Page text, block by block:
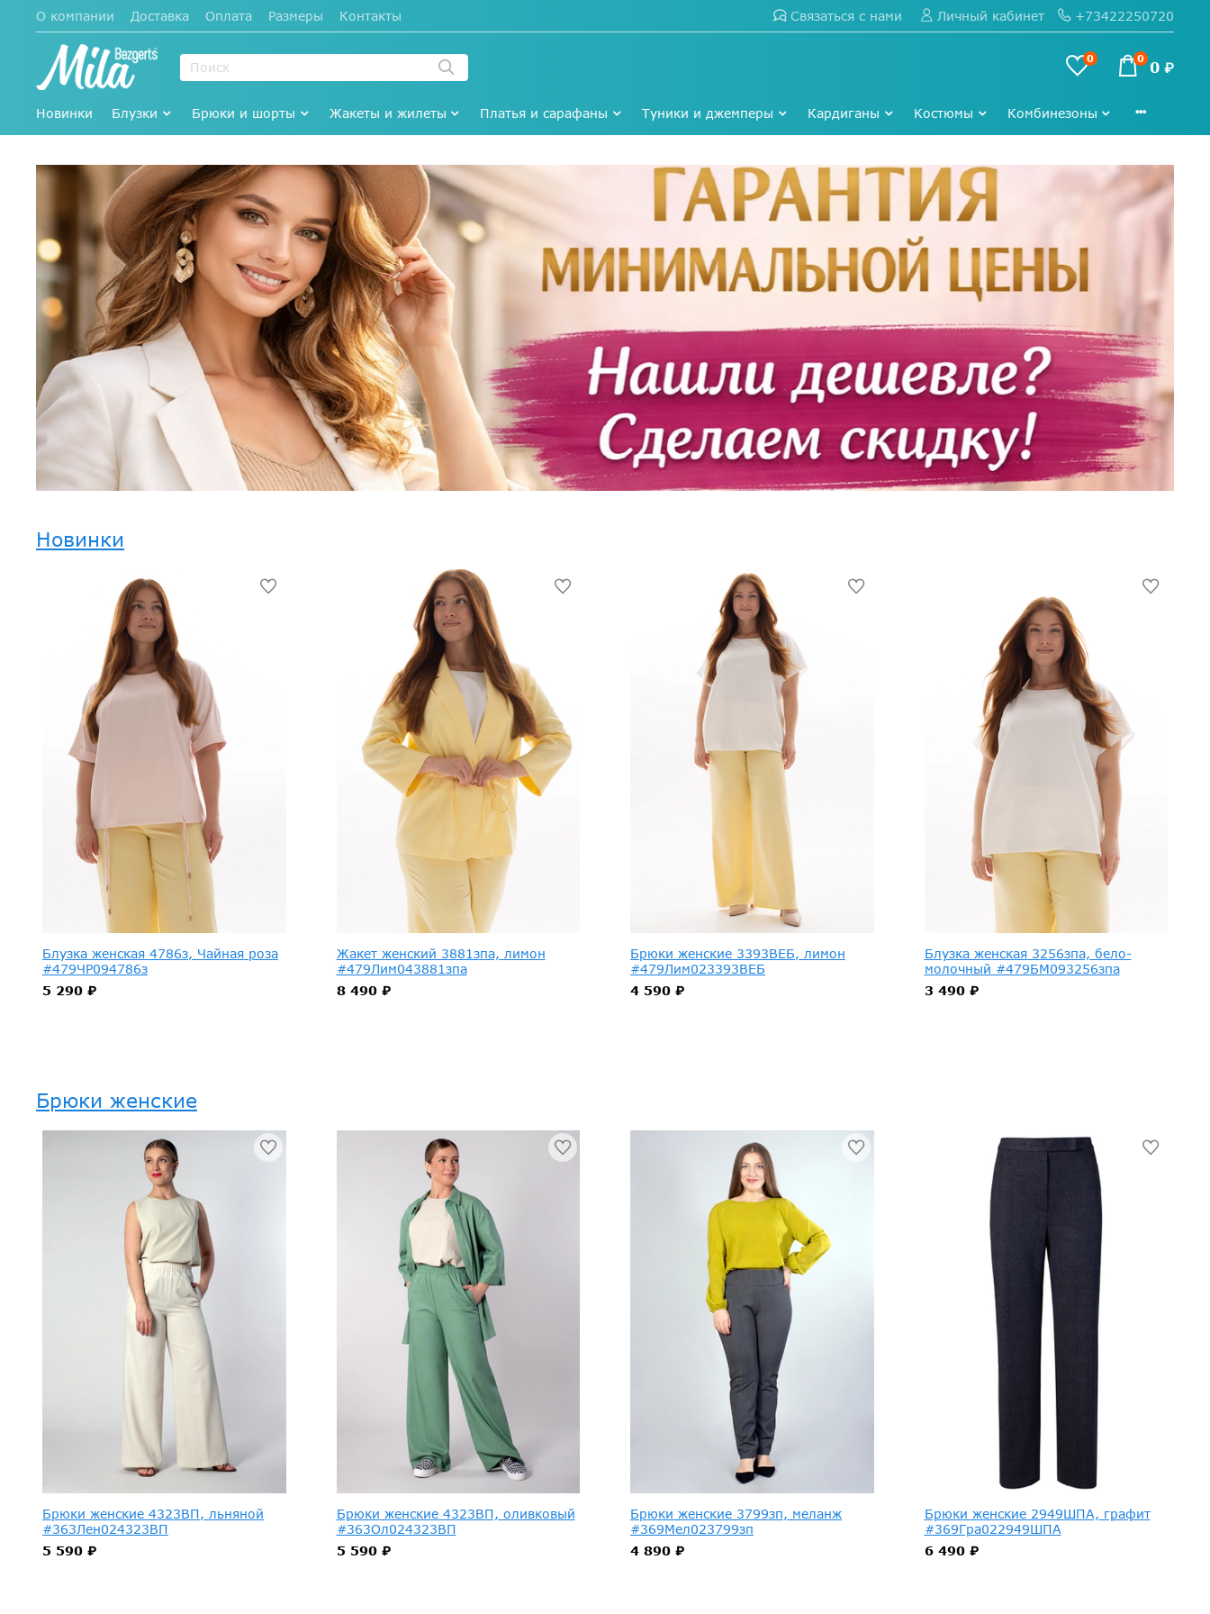
О компании Доставка Оплата Размеры Контакты Связаться с нами Личный кабинет +73422250720
0 0 0 ₽
Новинки Блузки Брюки и шорты Жакеты и жилеты Платья и сарафаны Туники и джемперы Кардиганы Костюмы Комбинезоны
Новинки
Блузка женская 4786з, Чайная роза
#479ЧР094786з
5 290 ₽
Жакет женский 3881зпа, лимон
#479Лим043881зпа
8 490 ₽
Брюки женские 3393ВЕБ, лимон
#479Лим023393ВЕБ
4 590 ₽
Блузка женская 3256зпа, бело-
молочный #479БМ093256зпа
3 490 ₽
Брюки женские
Брюки женские 4323ВП, льняной
#363Лен024323ВП
5 590 ₽
Брюки женские 4323ВП, оливковый
#363Ол024323ВП
5 590 ₽
Брюки женские 3799зп, меланж
#369Мел023799зп
4 890 ₽
Брюки женские 2949ШПА, графит
#369Гра022949ШПА
6 490 ₽